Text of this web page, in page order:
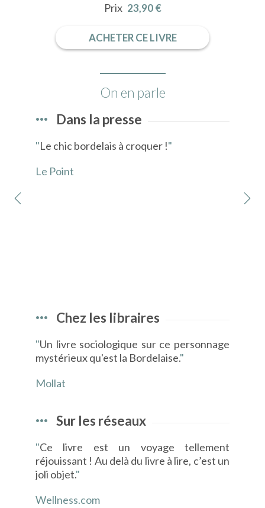
Prix 23,90 €
ACHETER CE LIVRE
On en parle
Dans la presse
"Le chic bordelais à croquer !"
Le Point
Chez les libraires
"Un livre sociologique sur ce personnage
mystérieux qu'est la Bordelaise."
Mollat
Sur les réseaux
"Ce livre est un voyage tellement
réjouissant ! Au delà du livre à lire, c’est un
joli objet."
Wellness.com